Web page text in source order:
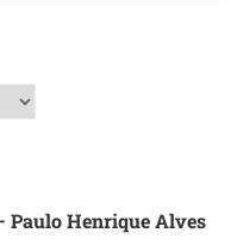
Paulo Henrique Alves